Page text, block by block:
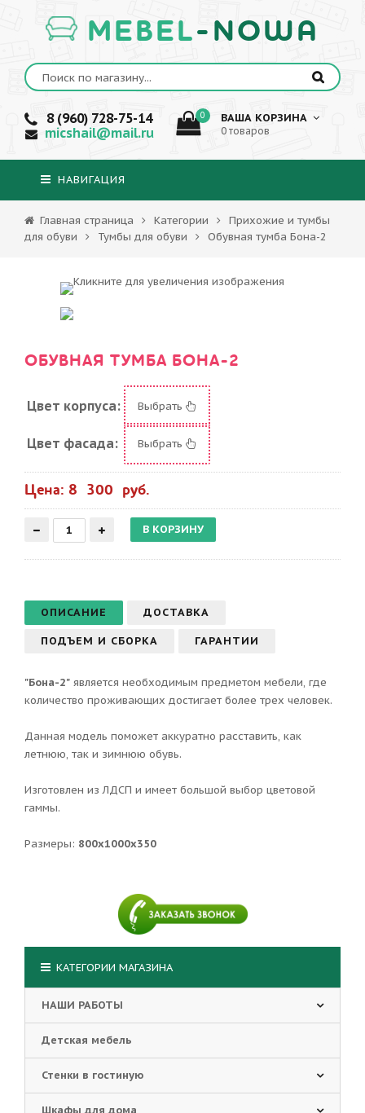
MEBEL-NOWA
8 (960) 728-75-14
micshail@mail.ru
0 ВАША КОРЗИНА
0 товаров
НАВИГАЦИЯ
Главная страница Категории
Прихожие и тумбы
для обуви
Тумбы для обуви Обувная тумба Бона-2
ОБУВНАЯ ТУМБА БОНА-2
Цвет корпуса: Выбрать
Цвет фасада: Выбрать
Цена: 8 300 руб.
ОПИСАНИЕ ДОСТАВКА
ПОДЪЕМ И СБОРКА ГАРАНТИИ
"Бона-2" является необходимым предметом мебели, где
количество проживающих достигает более трех человек.
Данная модель поможет аккуратно расставить, как
летнюю, так и зимнюю обувь.
Изготовлен из ЛДСП и имеет большой выбор цветовой
гаммы.
Размеры: 800х1000х350
КАТЕГОРИИ МАГАЗИНА
НАШИ РАБОТЫ
Детская мебель
Стенки в гостиную
Шкафы для дома